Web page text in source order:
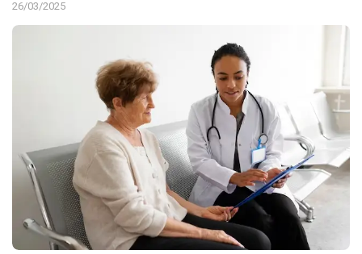
26/03/2025